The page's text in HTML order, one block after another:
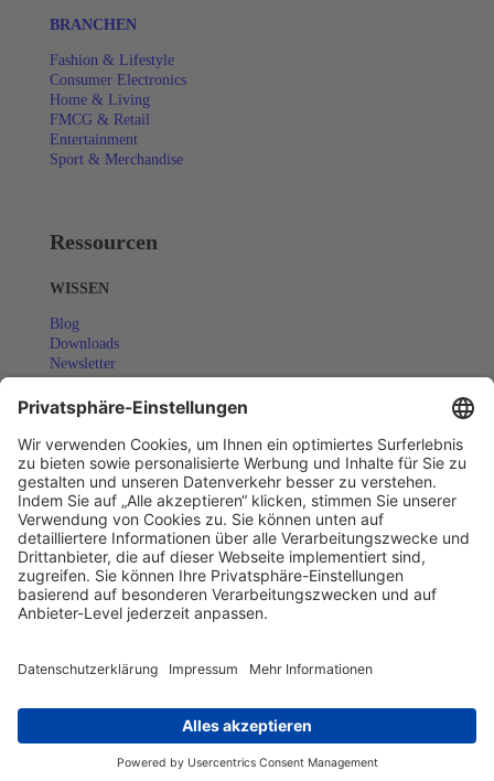
BRANCHEN
Fashion & Lifestyle
Consumer Electronics
Home & Living
FMCG & Retail
Entertainment
Sport & Merchandise
Ressourcen
WISSEN
Blog
Downloads
Newsletter
COMMUNITY
Eventkalender
Webinare
SUPPORT
Dokumentation (EN)
Datenschutz
Impressum